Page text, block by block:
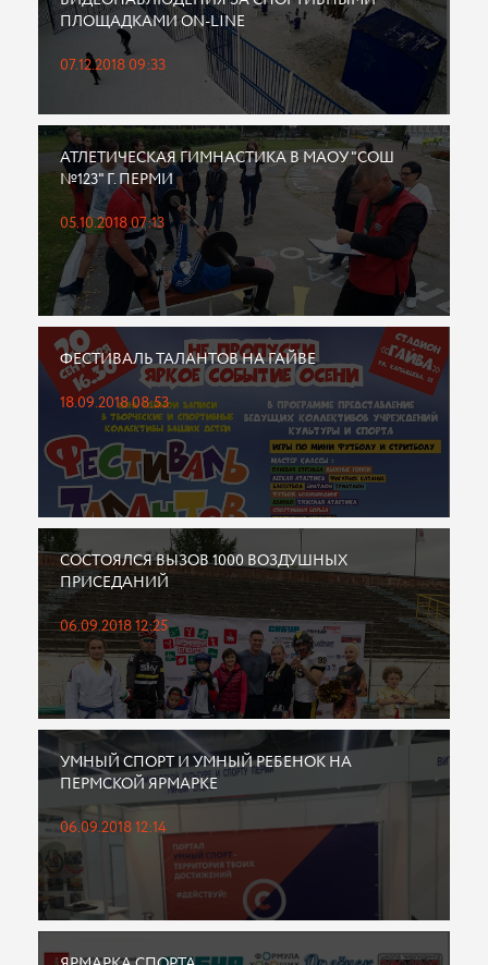
ПЛОЩАДКАМИ ON-LINE
07.12.2018 09:33
АТЛЕТИЧЕСКАЯ ГИМНАСТИКА В МАОУ "СОШ
№123" Г. ПЕРМИ
05.10.2018 07:13
ФЕСТИВАЛЬ ТАЛАНТОВ НА ГАЙВЕ
18.09.2018 08:53
СОСТОЯЛСЯ ВЫЗОВ 1000 ВОЗДУШНЫХ
ПРИСЕДАНИЙ
06.09.2018 12:25
УМНЫЙ СПОРТ И УМНЫЙ РЕБЕНОК НА
ПЕРМСКОЙ ЯРМАРКЕ
06.09.2018 12:14